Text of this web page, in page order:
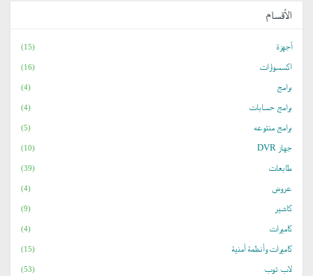
الأقسام
أجهزة (15)
اكسسوارات (16)
برامج (4)
برامج حسابات (4)
برامج منتوعه (5)
جهاز DVR (10)
طابعات (39)
عروض (4)
كاشير (9)
كاميرات (4)
كاميرات وأنظمة أمنية (15)
لاب توب (53)